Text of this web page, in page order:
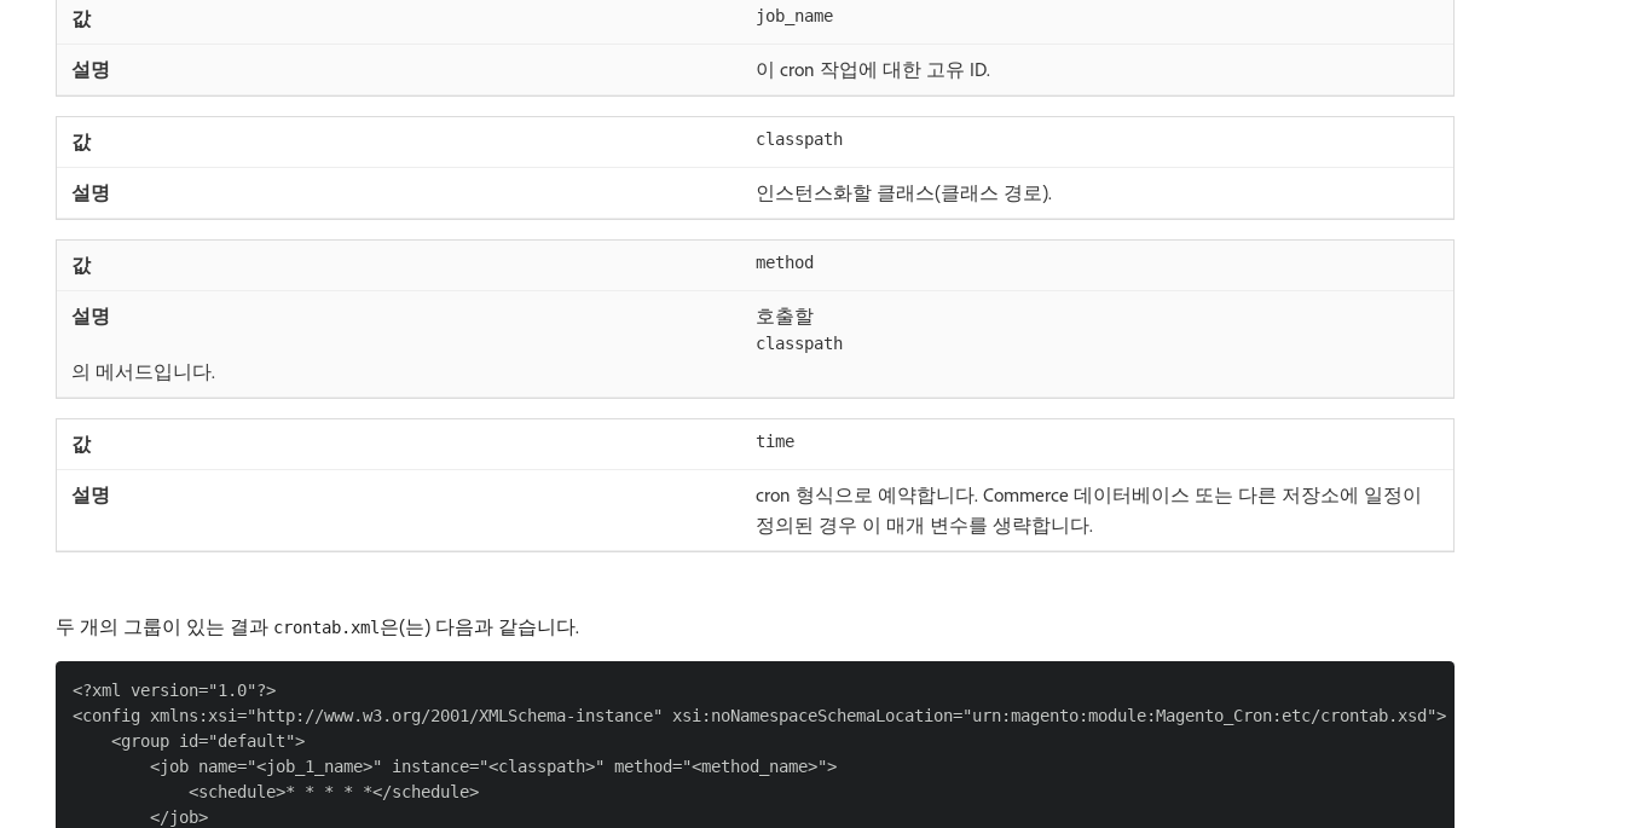
job_name
이 cron 작업에 대한 고유 ID.
classpath
인스턴스화할 클래스(클래스 경로).
method
호출할
classpath
의 메서드입니다.
time
cron 형식으로 예약합니다. Commerce 데이터베이스 또는 다른 저장소에 일정이
정의된 경우 이 매개 변수를 생략합니다.
두 개의 그룹이 있는 결과 crontab.xml 은(는) 다음과 같습니다.
<?xml version="1.0"?>
<config xmlns:xsi="http://www.w3.org/2001/XMLSchema-instance" xsi:noNamespaceSchemaLocation="urn:magento:module:Magento_Cron:etc/crontab.xsd">
    <group id="default">
        <job name="<job_1_name>" instance="<classpath>" method="<method_name>">
            <schedule>* * * * *</schedule>
        </job>